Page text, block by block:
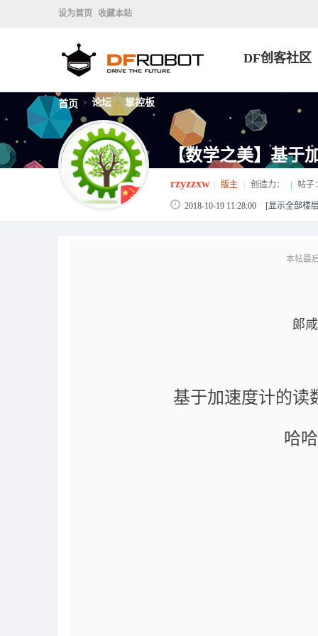
设为首页 收藏本站
DF创客社区
首页 > 论坛 > 掌控板
【数学之美】基于
rzyzzxw 版主 创造力： 帖子
2018-10-19 11:28:00 [显示全部楼
本帖最
郞
基于加速度计的读
哈